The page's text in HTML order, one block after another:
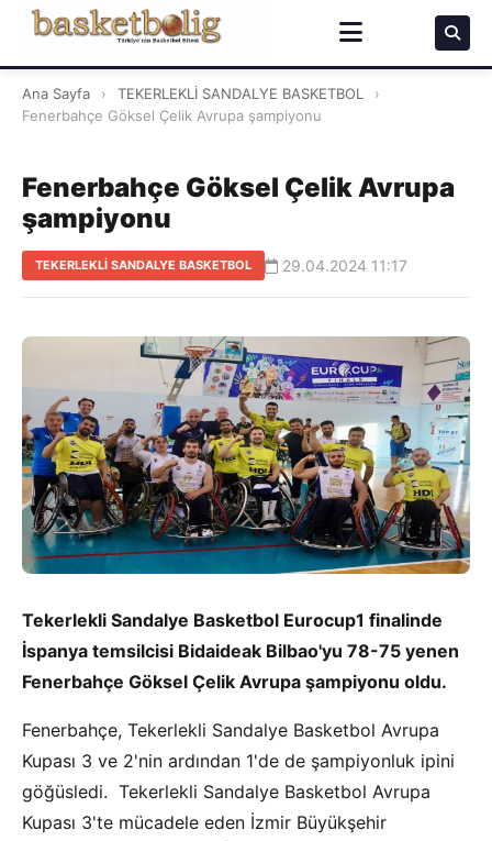
Ana Sayfa › TEKERLEKLİ SANDALYE BASKETBOL
›
Fenerbahçe Göksel Çelik Avrupa şampiyonu
Fenerbahçe Göksel Çelik Avrupa
şampiyonu
TEKERLEKLİ SANDALYE BASKETBOL 29.04.2024 11:17
Tekerlekli Sandalye Basketbol Eurocup1 finalinde
İspanya temsilcisi Bidaideak Bilbao'yu 78-75 yenen
Fenerbahçe Göksel Çelik Avrupa şampiyonu oldu.
Fenerbahçe, Tekerlekli Sandalye Basketbol Avrupa
Kupası 3 ve 2'nin ardından 1'de de şampiyonluk ipini
göğüsledi. Tekerlekli Sandalye Basketbol Avrupa
Kupası 3'te mücadele eden İzmir Büyükşehir